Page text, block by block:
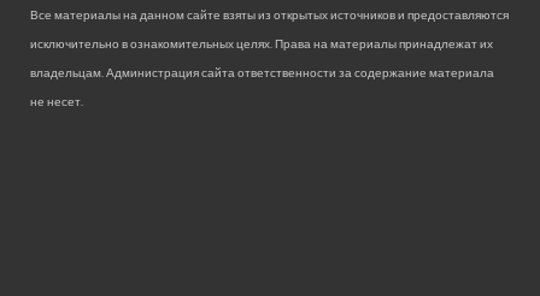
Все материалы на данном сайте взяты из открытых источников и предоставляются
исключительно в ознакомительных целях. Права на материалы принадлежат их
владельцам. Администрация сайта ответственности за содержание материала
не несет.